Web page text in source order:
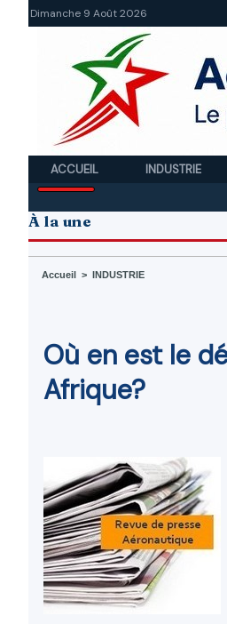
Dimanche 9 Août 2026
ACCUEIL INDUSTRIE
À la une
Accueil > INDUSTRIE
Où en est le
Afrique?